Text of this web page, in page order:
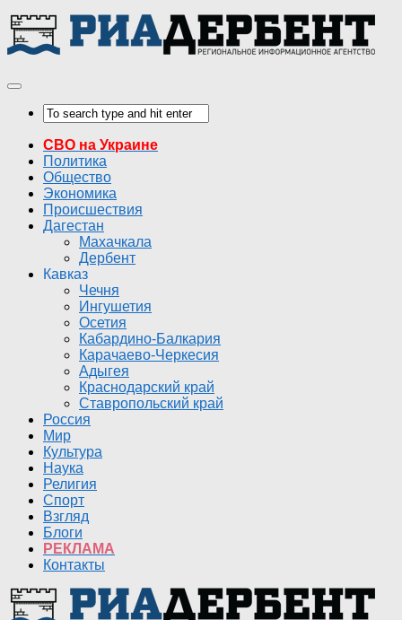
СВО на Украине
Политика
Общество
Экономика
Происшествия
Дагестан
Махачкала
Дербент
Кавказ
Чечня
Ингушетия
Осетия
Кабардино-Балкария
Карачаево-Черкесия
Адыгея
Краснодарский край
Ставропольский край
Россия
Мир
Культура
Наука
Религия
Спорт
Взгляд
Блоги
РЕКЛАМА
Контакты